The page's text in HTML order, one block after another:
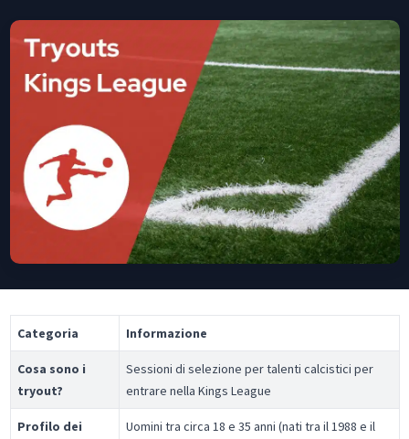
Categoria Informazione
Cosa sono i
tryout?
Sessioni di selezione per talenti calcistici per
entrare nella Kings League
Profilo dei
Uomini tra circa 18 e 35 anni (nati tra il 1988 e il